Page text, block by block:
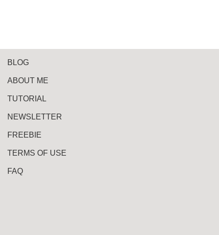
BLOG
ABOUT ME
TUTORIAL
NEWSLETTER
FREEBIE
TERMS OF USE
FAQ